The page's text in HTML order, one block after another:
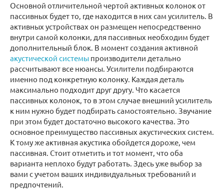
Основной отличительной чертой активных колонок от
пассивных будет то, где находится в них сам усилитель. В
активных устройствах он размещен непосредственно
внутри самой колонки, для пассивных необходим будет
дополнительный блок. В момент создания активной
акустической системы производители детально
рассчитывают все нюансы. Усилители подбираются
именно под конкретную колонку. Каждая деталь
максимально подходит друг другу. Что касается
пассивных колонок, то в этом случае внешний усилитель
к ним нужно будет подбирать самостоятельно. Звучание
при этом будет достаточно высокого качества. Это
основное преимущество пассивных акустических систем.
К тому же активная акустика обойдется дороже, чем
пассивная. Стоит отметить и тот момент, что оба
варианта неплохо будут работать. Здесь уже выбор за
вами с учетом ваших индивидуальных требований и
предпочтений.